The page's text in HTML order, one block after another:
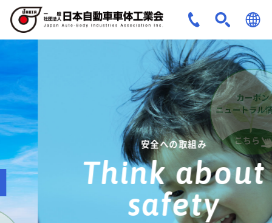
JPN
ENG
安全への取組み
Think about
safety